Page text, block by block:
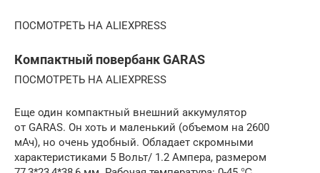
ПОСМОТРЕТЬ НА ALIEXPRESS
Компактный повербанк GARAS
ПОСМОТРЕТЬ НА ALIEXPRESS
Еще один компактный внешний аккумулятор
от GARAS. Он хоть и маленький (объемом на 2600
мАч), но очень удобный. Обладает скромными
характеристиками 5 Вольт/ 1.2 Ампера, размером